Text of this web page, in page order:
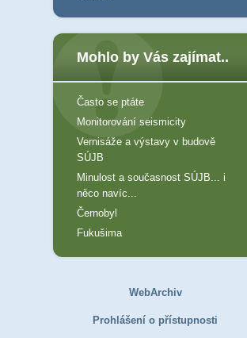
Mohlo by Vás zajímat..
Často se ptáte
Monitorování seismicity
Vernisáže a výstavy v budově
SÚJB
Minulost a současnost SÚJB... i
něco navíc...
Černobyl
Fukušima
WebArchiv
Prohlášení o přístupnosti